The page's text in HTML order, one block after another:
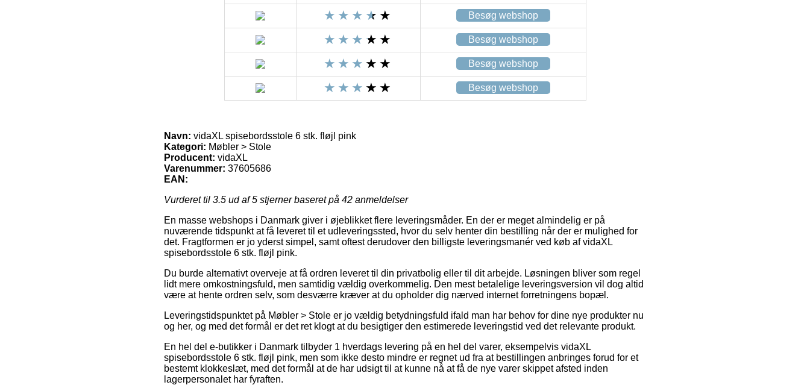
Besøg webshop
Besøg webshop
Besøg webshop
Besøg webshop
Navn: vidaXL spisebordsstole 6 stk. fløjl pink
Kategori: Møbler > Stole
Producent: vidaXL
Varenummer: 37605686
EAN:
Vurderet til 3.5 ud af 5 stjerner baseret på 42 anmeldelser
En masse webshops i Danmark giver i øjeblikket flere leveringsmåder. En der er meget almindelig er på
nuværende tidspunkt at få leveret til et udleveringssted, hvor du selv henter din bestilling når der er mulighed for
det. Fragtformen er jo yderst simpel, samt oftest derudover den billigste leveringsmanér ved køb af vidaXL
spisebordsstole 6 stk. fløjl pink.
Du burde alternativt overveje at få ordren leveret til din privatbolig eller til dit arbejde. Løsningen bliver som regel
lidt mere omkostningsfuld, men samtidig vældig overkommelig. Den mest betalelige leveringsversion vil dog altid
være at hente ordren selv, som desværre kræver at du opholder dig nærved internet forretningens bopæl.
Leveringstidspunktet på Møbler > Stole er jo vældig betydningsfuld ifald man har behov for dine nye produkter nu
og her, og med det formål er det ret klogt at du besigtiger den estimerede leveringstid ved det relevante produkt.
En hel del e-butikker i Danmark tilbyder 1 hverdags levering på en hel del varer, eksempelvis vidaXL
spisebordsstole 6 stk. fløjl pink, men som ikke desto mindre er regnet ud fra at bestillingen anbringes forud for et
bestemt klokkeslæt, med det formål at de har udsigt til at kunne nå at få de nye varer skippet afsted inden
lagerpersonalet har fyraften.